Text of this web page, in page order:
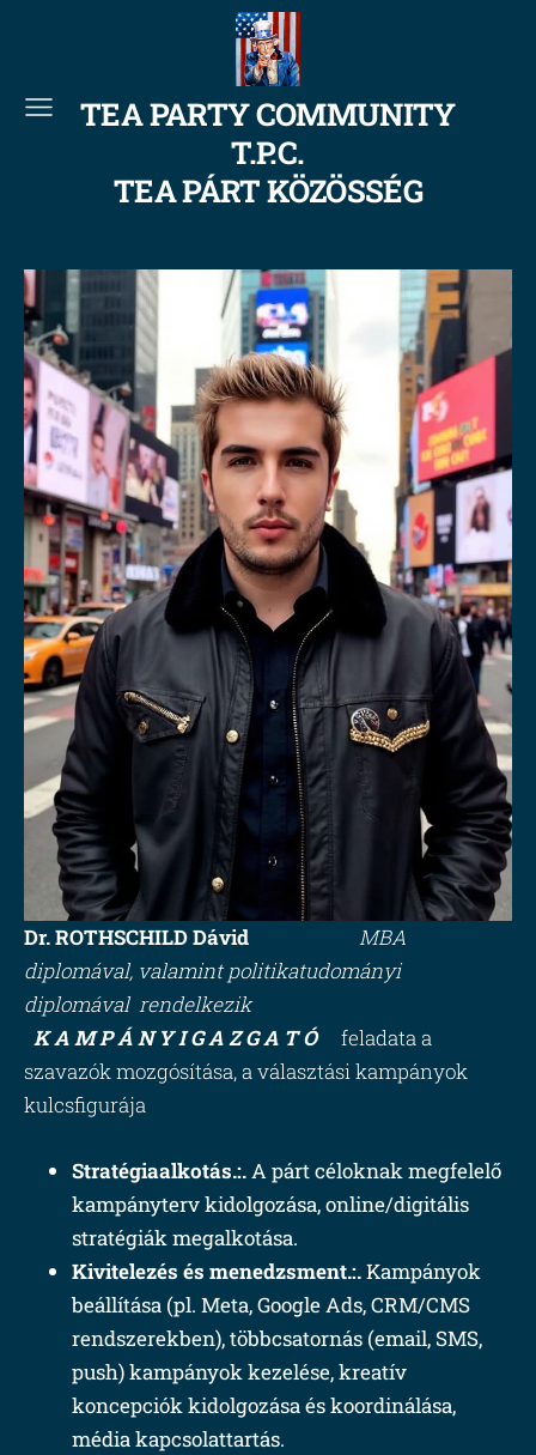
TEA PARTY COMMUNITY
T.P.C.
TEA PÁRT KÖZÖSSÉG
Dr. ROTHSCHILD Dávid
MBA
diplomával, valamint politikatudományi
diplomával rendelkezik
K A M P Á N Y I G A Z G A T Ó feladata a
szavazók mozgósítása, a választási kampányok
kulcsfigurája
Stratégiaalkotás.:.A párt céloknak megfelelő
kampányterv kidolgozása, online/digitális
stratégiák megalkotása.
Kivitelezés és menedzsment.:.Kampányok
beállítása (pl. Meta, Google Ads, CRM/CMS
rendszerekben), többcsatornás (email, SMS,
push) kampányok kezelése, kreatív
koncepciók kidolgozása és koordinálása,
média kapcsolattartás.